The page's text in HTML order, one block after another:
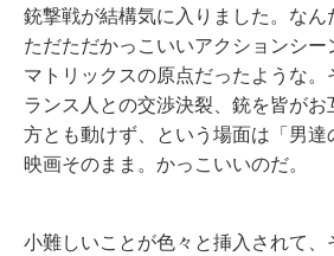
銃撃戦が結構気に入りました。なん
ただただかっこいいアクションシー
マトリックスの原点だったような
ランス人との交渉決裂、銃を皆が
方とも動けず、という場面は「男
映画そのまま。かっこいいのだ。
小難しいことが色々と挿入されて